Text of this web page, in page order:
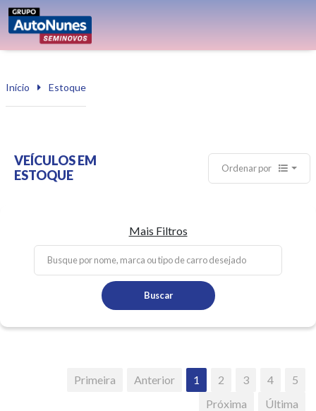
Início Estoque
VEÍCULOS EM
ESTOQUE
Ordenar por
Mais Filtros
Buscar
Primeira Anterior 1 2 3 4
5
Próxima
Última